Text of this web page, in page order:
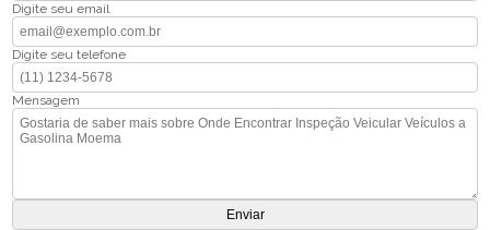
Digite seu email
Digite seu telefone
Mensagem